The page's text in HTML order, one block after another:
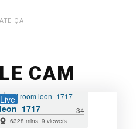
ÇA
CAM